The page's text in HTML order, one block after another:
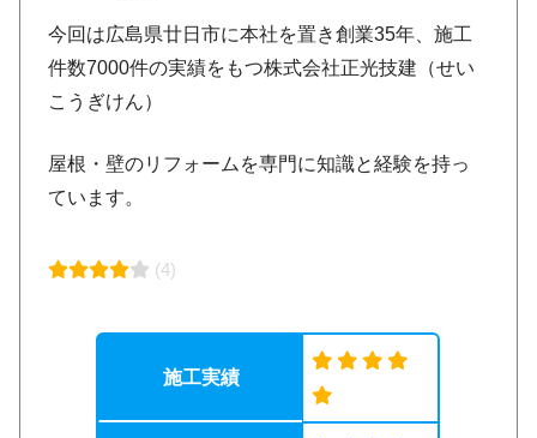
今回は広島県廿日市に本社を置き創業35年、施工
件数7000件の実績をもつ株式会社正光技建（せい
こうぎけん）
屋根・壁のリフォームを専門に知識と経験を持っ
ています。
(4)
施工実績